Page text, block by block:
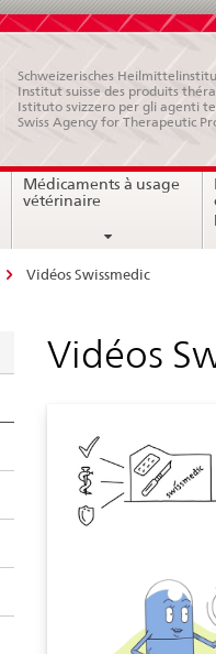
Schweizerisches
Institut suisse des produits
Istituto svizzero per gli agenti
Swiss Agency for Therapeutic
Médicaments à usage
vétérinaire
Vidéos Swissmedic
Vidéos